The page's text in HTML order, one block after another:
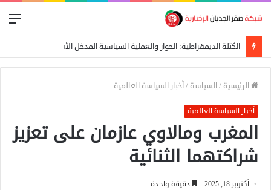
الرئيسية /السياسة /أخبار السياسة العالمية
أخبار السياسة العالمية
المغرب ومالاوي عازمان على تعزيز
شراكتهما الثنائية
أكتوبر 18, 2025 دقيقة واحدة